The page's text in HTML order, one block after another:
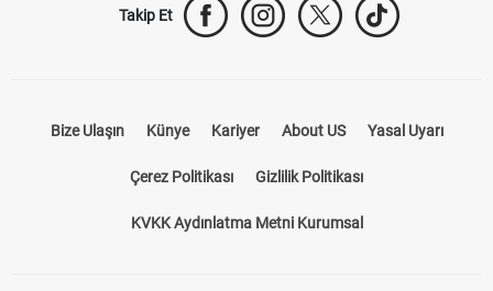
Takip Et
Bize Ulaşın Künye Kariyer About US Yasal Uyarı
Çerez Politikası Gizlilik Politikası
KVKK Aydınlatma Metni Kurumsal